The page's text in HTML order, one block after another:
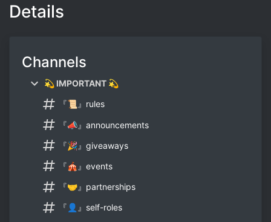
Details
Channels
💫 IMPORTANT 💫
『📜』rules
『📣』announcements
『🎉』giveaways
『🎪』events
『🤝』partnerships
『👤』self-roles